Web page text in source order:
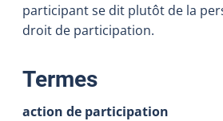
participant se dit plutôt de la
droit de participation.
Termes:
action de participation